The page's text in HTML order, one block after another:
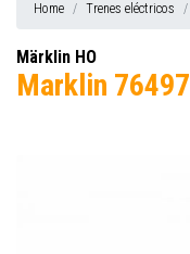
Home Trenes eléctricos
Märklin HO
Marklin 76497